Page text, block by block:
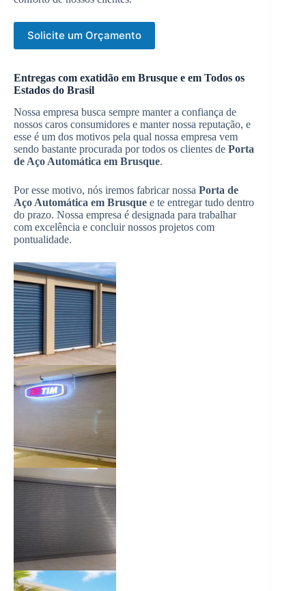
Solicite um Orçamento
Entregas com exatidão em Brusque e em Todos os
Estados do Brasil
Nossa empresa busca sempre manter a confiança de
nossos caros consumidores e manter nossa reputação, e
esse é um dos motivos pela qual nossa empresa vem
sendo bastante procurada por todos os clientes de Porta
de Aço Automática em Brusque.
Por esse motivo, nós iremos fabricar nossa Porta de
Aço Automática em Brusque e te entregar tudo dentro
do prazo. Nossa empresa é designada para trabalhar
com excelência e concluir nossos projetos com
pontualidade.